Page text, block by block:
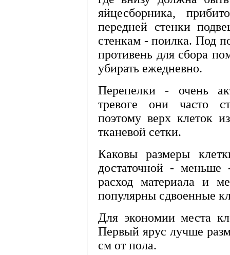
яйцесборника,
передней стенки
стенкам - поилка. Под
противень для сбора
убирать ежедневно.
Перепелки - очень
тревоге они часто
поэтому верх клеток
тканевой сетки.
Каковы размеры
достаточной -
расход материала и
популярны сдвоенные
Для экономии места
Первый ярус лучше
см от пола.